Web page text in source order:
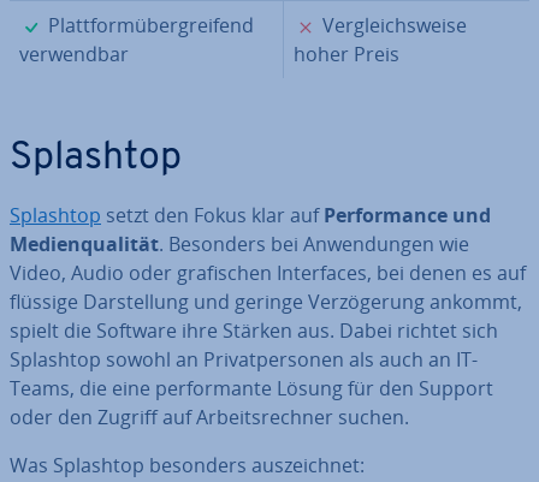
✓
Platt­form­über­grei­fend
ver­wend­bar
✗
Ver­gleichs­wei­se
hoher Preis
Splashtop
Splashtop setzt den Fokus klar aufPer­for­mance und
Me­di­en­qua­li­tät. Besonders bei An­wen­dun­gen wie
Video, Audio oder gra­fi­schen In­ter­faces, bei denen es auf
flüssige Dar­stel­lung und geringe Ver­zö­ge­rung ankommt,
spielt die Software ihre Stärken aus. Dabei richtet sich
Splashtop sowohl an Pri­vat­per­so­nen als auch an IT-
Teams, die eine per­for­man­te Lösung für den Support
oder den Zugriff auf Ar­beits­rech­ner suchen.
Was Splashtop besonders aus­zeich­net: